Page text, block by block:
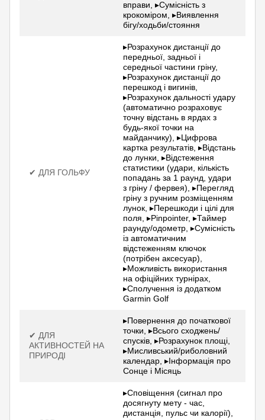
вправи, ▸Сумісність з
крокоміром, ▸Виявлення
бігу/ходьби/стояння
✔ ДЛЯ ГОЛЬФУ
▸Розрахунок дистанції до
передньої, задньої і
середньої частини гріну,
▸Розрахунок дистанції до
перешкод і вигинів,
▸Розрахунок дальності удару
(автоматично розраховує
точну відстань в ярдах з
будь-якої точки на
майданчику), ▸Цифрова
картка результатів, ▸Відстань
до лунки, ▸Відстеження
статистики (удари, кількість
попадань за 1 раунд, удари
з гріну / фервея), ▸Перегляд
гріну з ручним розміщенням
лунок, ▸Перешкоди і цілі для
поля, ▸Pinpointer, ▸Таймер
раунду/одометр, ▸Сумісність
із автоматичним
відстеженням ключок
(потрібен аксесуар),
▸Можливість використання
на офіційних турнірах,
▸Сполучення із додатком
Garmin Golf
✔ ДЛЯ
АКТИВНОСТЕЙ НА
ПРИРОДІ
▸Повернення до початкової
точки, ▸Всього сходжень/
спусків, ▸Розрахунок площі,
▸Мисливський/риболовний
календар, ▸Інформація про
Сонце і Місяць
▸Сповіщення (сигнал про
досягнуту мету - час,
дистанція, пульс чи калорії),